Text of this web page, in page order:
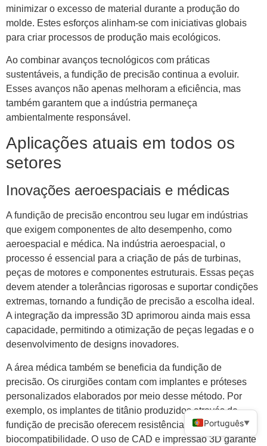
minimizar o excesso de material durante a produção do
molde. Estes esforços alinham-se com iniciativas globais
para criar processos de produção mais ecológicos.
Ao combinar avanços tecnológicos com práticas
sustentáveis, a fundição de precisão continua a evoluir.
Esses avanços não apenas melhoram a eficiência, mas
também garantem que a indústria permaneça
ambientalmente responsável.
Aplicações atuais em todos os
setores
Inovações aeroespaciais e médicas
A fundição de precisão encontrou seu lugar em indústrias
que exigem componentes de alto desempenho, como
aeroespacial e médica. Na indústria aeroespacial, o
processo é essencial para a criação de pás de turbinas,
peças de motores e componentes estruturais. Essas peças
devem atender a tolerâncias rigorosas e suportar condições
extremas, tornando a fundição de precisão a escolha ideal.
A integração da impressão 3D aprimorou ainda mais essa
capacidade, permitindo a otimização de peças legadas e o
desenvolvimento de designs inovadores.
A área médica também se beneficia da fundição de
precisão. Os cirurgiões contam com implantes e próteses
personalizados elaborados por meio desse método. Por
exemplo, os implantes de titânio produzidos através de
fundição de precisão oferecem resistência e
biocompatibilidade. O uso de CAD e impressão 3D garante
Português▼